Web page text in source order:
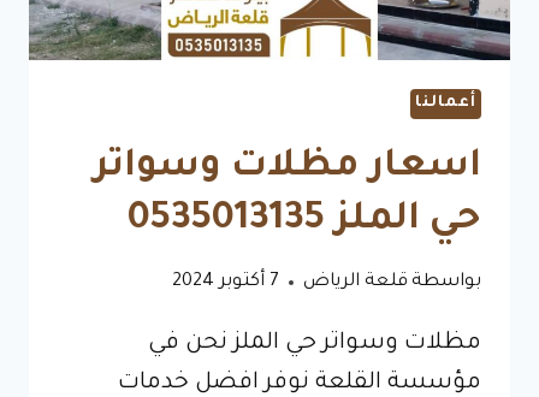
أعمالنا
اسعار مظلات وسواتر
حي الملز 0535013135
بواسطة قلعة الرياض 7 أكتوبر 2024
مظلات وسواتر حي الملز نحن في
مؤسسة القلعة نوفر افضل خدمات